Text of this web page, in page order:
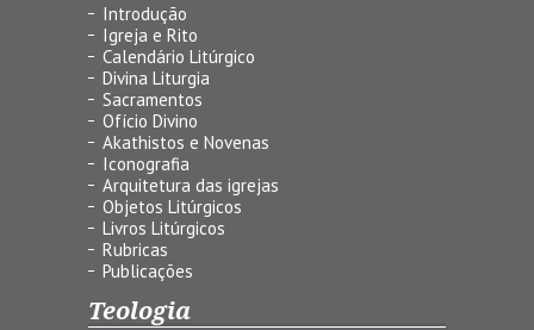
Introdução
Igreja e Rito
Calendário Litúrgico
Divina Liturgia
Sacramentos
Ofício Divino
Akathistos e Novenas
Iconografia
Arquitetura das igrejas
Objetos Litúrgicos
Livros Litúrgicos
Rubricas
Publicações
Teologia